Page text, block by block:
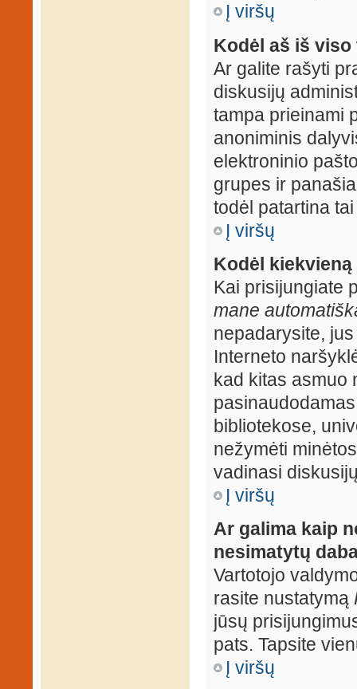
Į viršų
Kodėl aš iš
Ar galite rašyti
diskusijų
tampa prieinami
anoniminis
elektroninio
grupes ir
todėl patartina
Į viršų
Kodėl
Kai prisijungiate
mane
nepadarysite,
Interneto
kad kitas asmuo
bibliotekose,
nežymėti
vadinasi
Į viršų
Ar galima kaip
nesimatytų
Vartotojo
rasite nustatymą
jūsų
pats. Tapsite
Į viršų